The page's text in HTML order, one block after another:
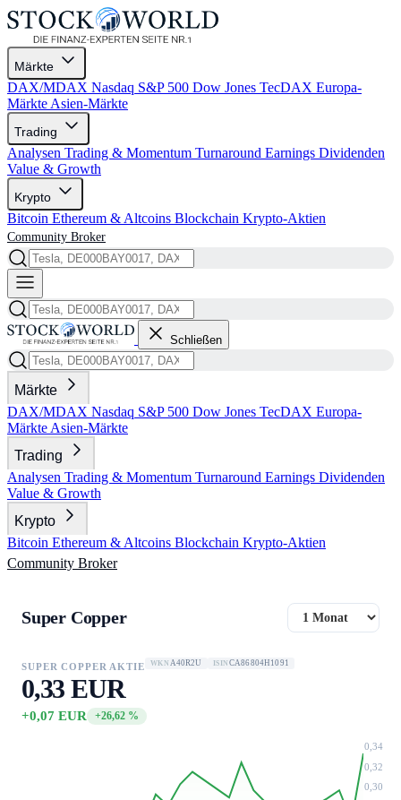
Märkte
DAX/MDAX Nasdaq S&P 500 Dow Jones TecDAX Europa-
Märkte Asien-Märkte
Trading
Analysen Trading & Momentum Turnaround Earnings Dividenden
Value & Growth
Krypto
Bitcoin Ethereum & Altcoins Blockchain Krypto-Aktien
Community Broker
Schließen
Märkte
DAX/MDAX Nasdaq S&P 500 Dow Jones TecDAX Europa-
Märkte Asien-Märkte
Trading
Analysen Trading & Momentum Turnaround Earnings Dividenden
Value & Growth
Krypto
Bitcoin Ethereum & Altcoins Blockchain Krypto-Aktien
Community Broker
Super Copper
SUPER COPPER AKTIE WKN A40R2U ISIN CA86804H1091
0,33 EUR
+0,07 EUR +26,62 %
0,34
0,32
0,30